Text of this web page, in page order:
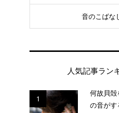
音のこばな
人気記事ラン
1
何故貝殻
の音がす